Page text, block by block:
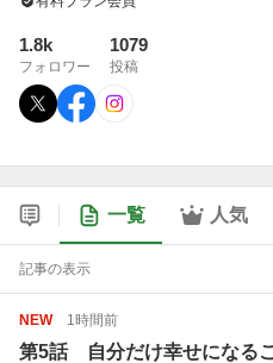
1.8k
フォロワー
1079
投稿
一覧 人気
記事の表示
NEW 1時間前
第5話 自分だけ幸せになる